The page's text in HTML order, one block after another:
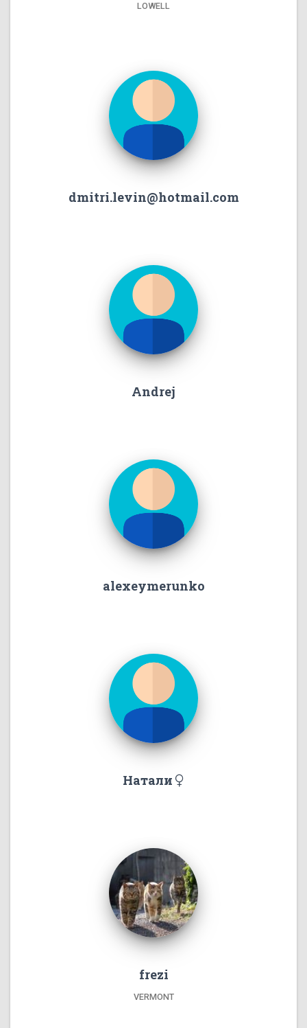
LOWELL
dmitri.levin@hotmail.com
Andrej
alexeymerunko
Натали
frezi
VERMONT